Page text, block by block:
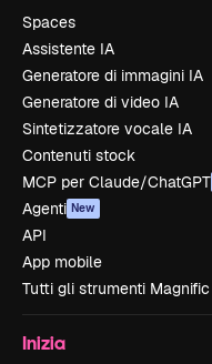
Spaces
Assistente IA
Generatore di immagini IA
Generatore di video IA
Sintetizzatore vocale IA
Contenuti stock
MCP per Claude/ChatGPT
Agenti New
API
App mobile
Tutti gli strumenti Magnific
Inizia